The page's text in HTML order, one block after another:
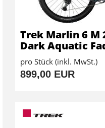
Trek Marlin 6 M
Dark Aquatic
pro Stück (inkl. MwSt.)
899,00 EUR